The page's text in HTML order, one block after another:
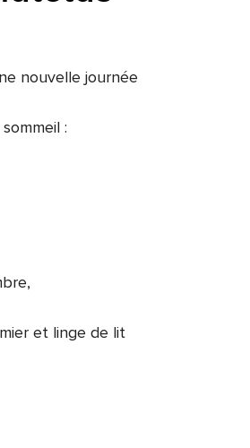
nouvelle journée
:
et linge de lit